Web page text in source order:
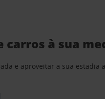
carros à sua
e aproveitar a sua estadia